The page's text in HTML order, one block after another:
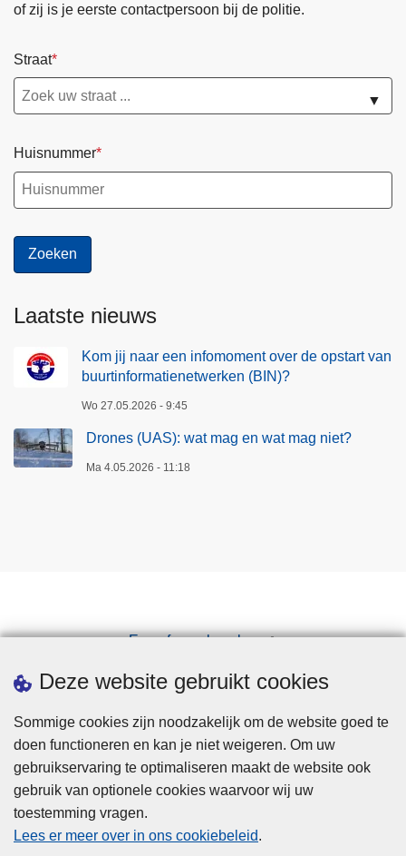
Deze website gebruikt cookies
Sommige cookies zijn noodzakelijk om de website goed te
doen functioneren en kan je niet weigeren. Om uw
gebruikservaring te optimaliseren maakt de website ook
gebruik van optionele cookies waarvoor wij uw
toestemming vragen.
Lees er meer over in ons cookiebeleid.
of zij is je eerste contactpersoon bij de politie.
Straat
▼
Huisnummer
Laatste nieuws
Kom jij naar een infomoment over de opstart van
buurtinformatienetwerken (BIN)?
Wo 27.05.2026 - 9:45
Drones (UAS): wat mag en wat mag niet?
Ma 4.05.2026 - 11:18
Een afspraak maken
Privacy